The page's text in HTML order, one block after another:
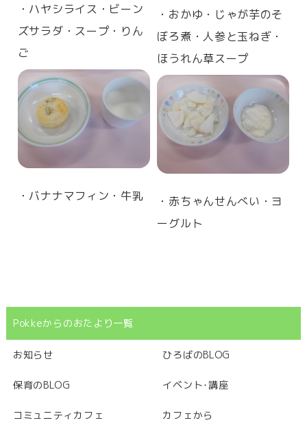
・ハヤシライス・ビーン
ズサラダ・スープ・りん
ご
・バナナマフィン・牛乳
・おかゆ・じゃが芋のそ
ぼろ煮・人参と玉ねぎ・
ほうれん草スープ
・赤ちゃんせんべい・ヨ
ーグルト
Pokkeからのおたより一覧
お知らせ ひろばのBLOG
保育のBLOG イベント･講座
コミュニティカフェ カフェから